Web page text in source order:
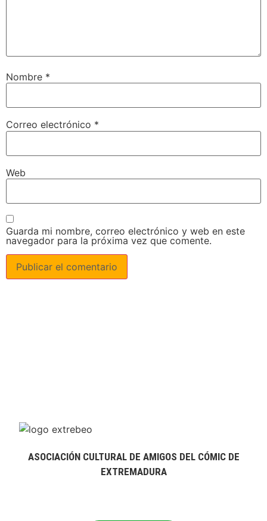
Nombre *
Correo electrónico *
Web
Guarda mi nombre, correo electrónico y web en este
navegador para la próxima vez que comente.
ASOCIACIÓN CULTURAL DE AMIGOS DEL CÓMIC DE
EXTREMADURA